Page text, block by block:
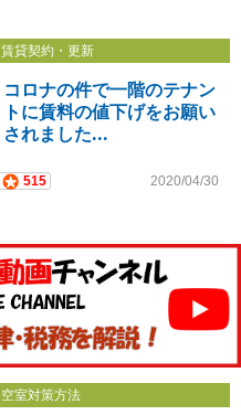
賃貸契約・更新
コロナの件で一階のテナン
トに賃料の値下げをお願い
されました...
515 2020/04/30
空室対策方法